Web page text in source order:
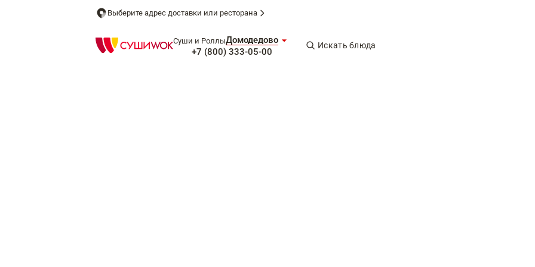
Выберите адрес доставки или ресторана
Суши и РоллыДомодедово
+7 (800) 333-05-00
Искать блюда